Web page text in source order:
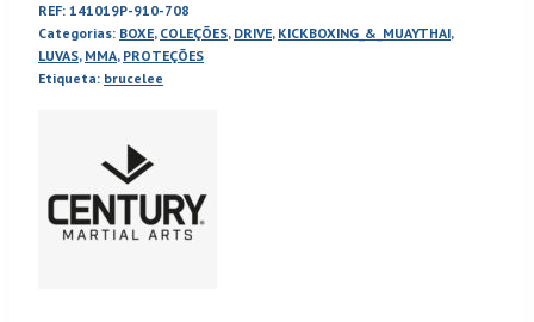
REF: 141019P-910-708
Categorias: BOXE, COLEÇÕES, DRIVE, KICKBOXING_&_MUAYTHAI,
LUVAS, MMA, PROTEÇÕES
Etiqueta: brucelee